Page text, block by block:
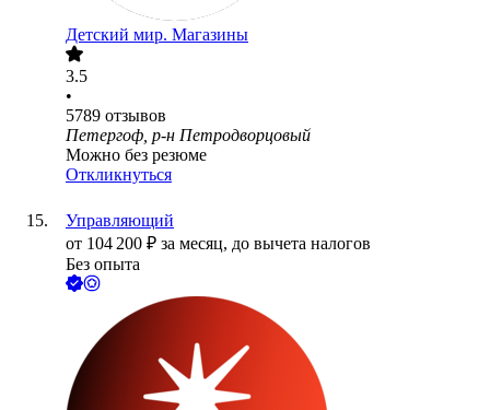
Детский мир. Магазины
3.5
•
5789 отзывов
Петергоф, р-н Петродворцовый
Можно без резюме
Откликнуться
Управляющий
от 104 200 ₽ за месяц, до вычета налогов
Без опыта